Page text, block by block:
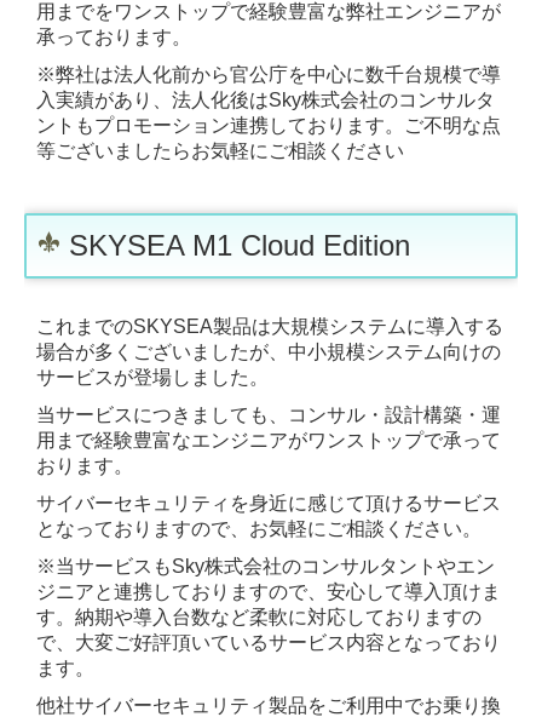
介護事業・見守サービス・デイサービス
SKYSEAプロモーション・開発構築運用
CSIRTサイバー被害緊急対策チーム創設
NPO法人ISE学園・公益財団ISE日本財団
地方創生事業(再開発計画・企業誘致)
取締役会・グループ事業経営戦略会議
運営母体企業 ISEエンジニアリング不動産
用までをワンストップで経験豊富な弊社エンジニアが
承っております。
※弊社は法人化前から官公庁を中心に数千台規模で導
入実績があり、法人化後はSky株式会社のコンサルタ
ントもプロモーション連携しております。ご不明な点
等ございましたらお気軽にご相談ください
SKYSEA M1 Cloud Edition
これまでのSKYSEA製品は大規模システムに導入する
場合が多くございましたが、中小規模システム向けの
サービスが登場しました。
当サービスにつきましても、コンサル・設計構築・運
用まで経験豊富なエンジニアがワンストップで承って
おります。
サイバーセキュリティを身近に感じて頂けるサービス
となっておりますので、お気軽にご相談ください。
※当サービスもSky株式会社のコンサルタントやエン
ジニアと連携しておりますので、安心して導入頂けま
す。納期や導入台数など柔軟に対応しておりますの
で、大変ご好評頂いているサービス内容となっており
ます。
他社サイバーセキュリティ製品をご利用中でお乗り換